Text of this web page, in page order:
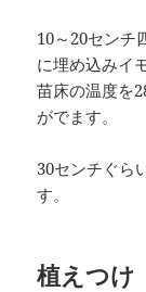
10～20センチ
に埋め込みイ
苗床の温度を
がでます。
30センチぐら
す。
植えつけ